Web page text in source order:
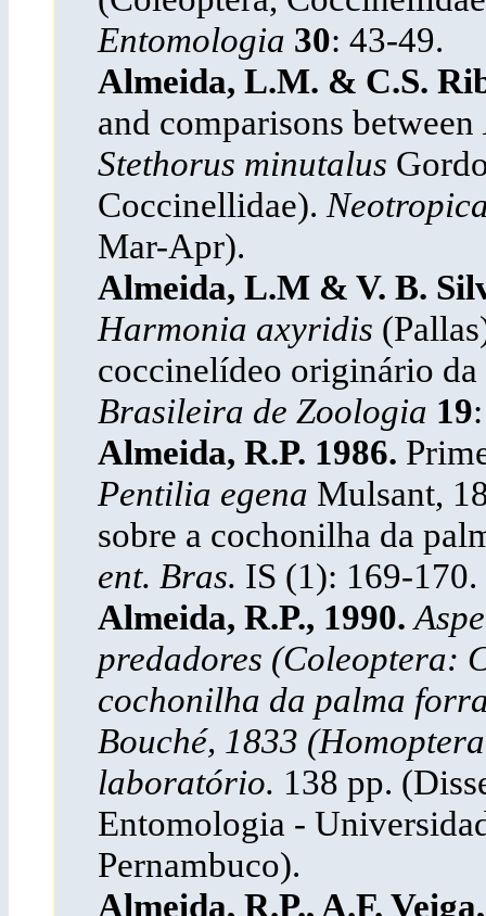
Entomologia 30: 43-49.
Almeida, L.M. & C.S.
and comparisons between
Stethorus minutalus
Coccinellidae).
Mar-Apr).
Almeida, L.M & V. B.
Harmonia axyridis
coccinelídeo originário
Brasileira de Zoologia 19
Almeida, R.P. 1986.
Pentilia egena Mulsant,
sobre a cochonilha da
ent. Bras. IS (1): 169-170.
Almeida, R.P., 1990.
predadores (Coleoptera:
cochonilha da palma
Bouché, 1833
laboratório. 138 pp.
Entomologia -
Pernambuco).
Almeida, R.P., A.F.